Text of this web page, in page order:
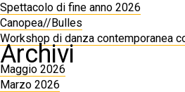
Spettacolo di fine anno 2026
Canopea//Bulles
Workshop di danza contemporanea
Archivi
Maggio 2026
Marzo 2026